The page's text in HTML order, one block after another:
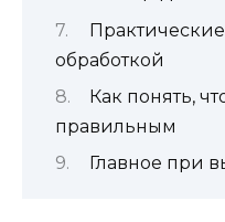
обработкой
Как понять,
правильным
Главное при